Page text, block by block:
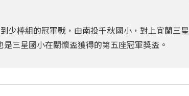
少棒組的冠軍戰，由南投千秋國小，對上宜蘭三星
三星國小在關懷盃獲得的第五座冠軍獎盃。